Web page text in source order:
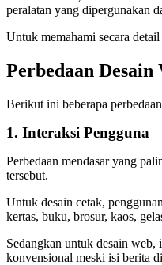
peralatan yang dipergunakan
Untuk memahami secara
Perbedaan Desain
Berikut ini beberapa
1. Interaksi Pengguna
Perbedaan mendasar yang
tersebut.
Untuk desain cetak,
kertas, buku, brosur, kaos,
Sedangkan untuk desain web,
konvensional meski isi berita